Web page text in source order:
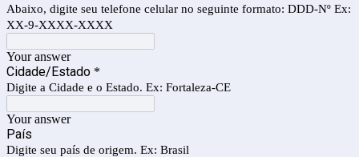
Abaixo, digite seu telefone celular no seguinte formato: DDD-Nº Ex:
XX-9-XXXX-XXXX
Your answer
Cidade/Estado *
Digite a Cidade e o Estado. Ex: Fortaleza-CE
Your answer
País
Digite seu país de origem. Ex: Brasil